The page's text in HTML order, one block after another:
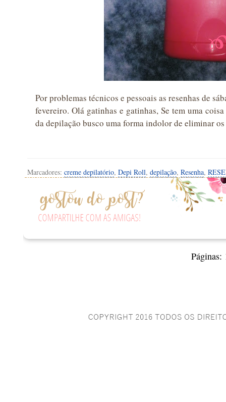
Por problemas técnicos e pessoais as resenhas de
fevereiro. Olá gatinhas e gatinhas, Se tem uma
da depilação busco uma forma indolor de eliminar
Marcadores: creme depilatório, Depi Roll, depilação, Resenha,
Páginas: